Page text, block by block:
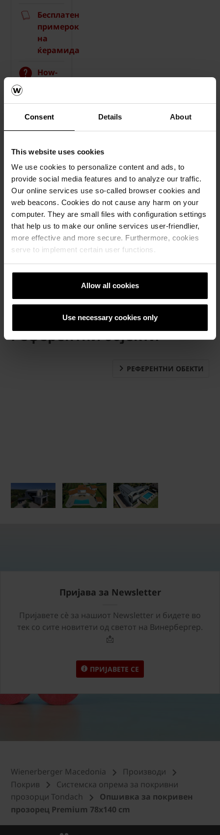
Consent Details About
This website uses cookies
We use cookies to personalize content and ads, to
provide social media features and to analyze our traffic.
Our online services use so-called browser cookies and
web beacons. Cookies do not cause any harm on your
computer. They are small files with configuration settings
that help us to make our online services user-friendlier,
more effective and more secure. Furthermore, cookies
serve to implement certain user functions.
Allow all cookies
Use necessary cookies only
Бесплатен
примерок
на
ќерамида
How-
Каталози,
брошури,
материјали
Референтни објекти
РЕФЕРЕНТНИ ОБЕКТИ
Пријава за Newsletter
Пријавете сѐ за нашиот Newsletter и бидете во
тек со сите новитети од светот на Винербергер.
📩
ПРИЈАВЕТЕ СЕ
Wienerberger Macedonia
Производи
Покрив
Системска опрема за покривни
прозорци Tondach
Опшивка за покривен
прозорец Premium 78x140 cm